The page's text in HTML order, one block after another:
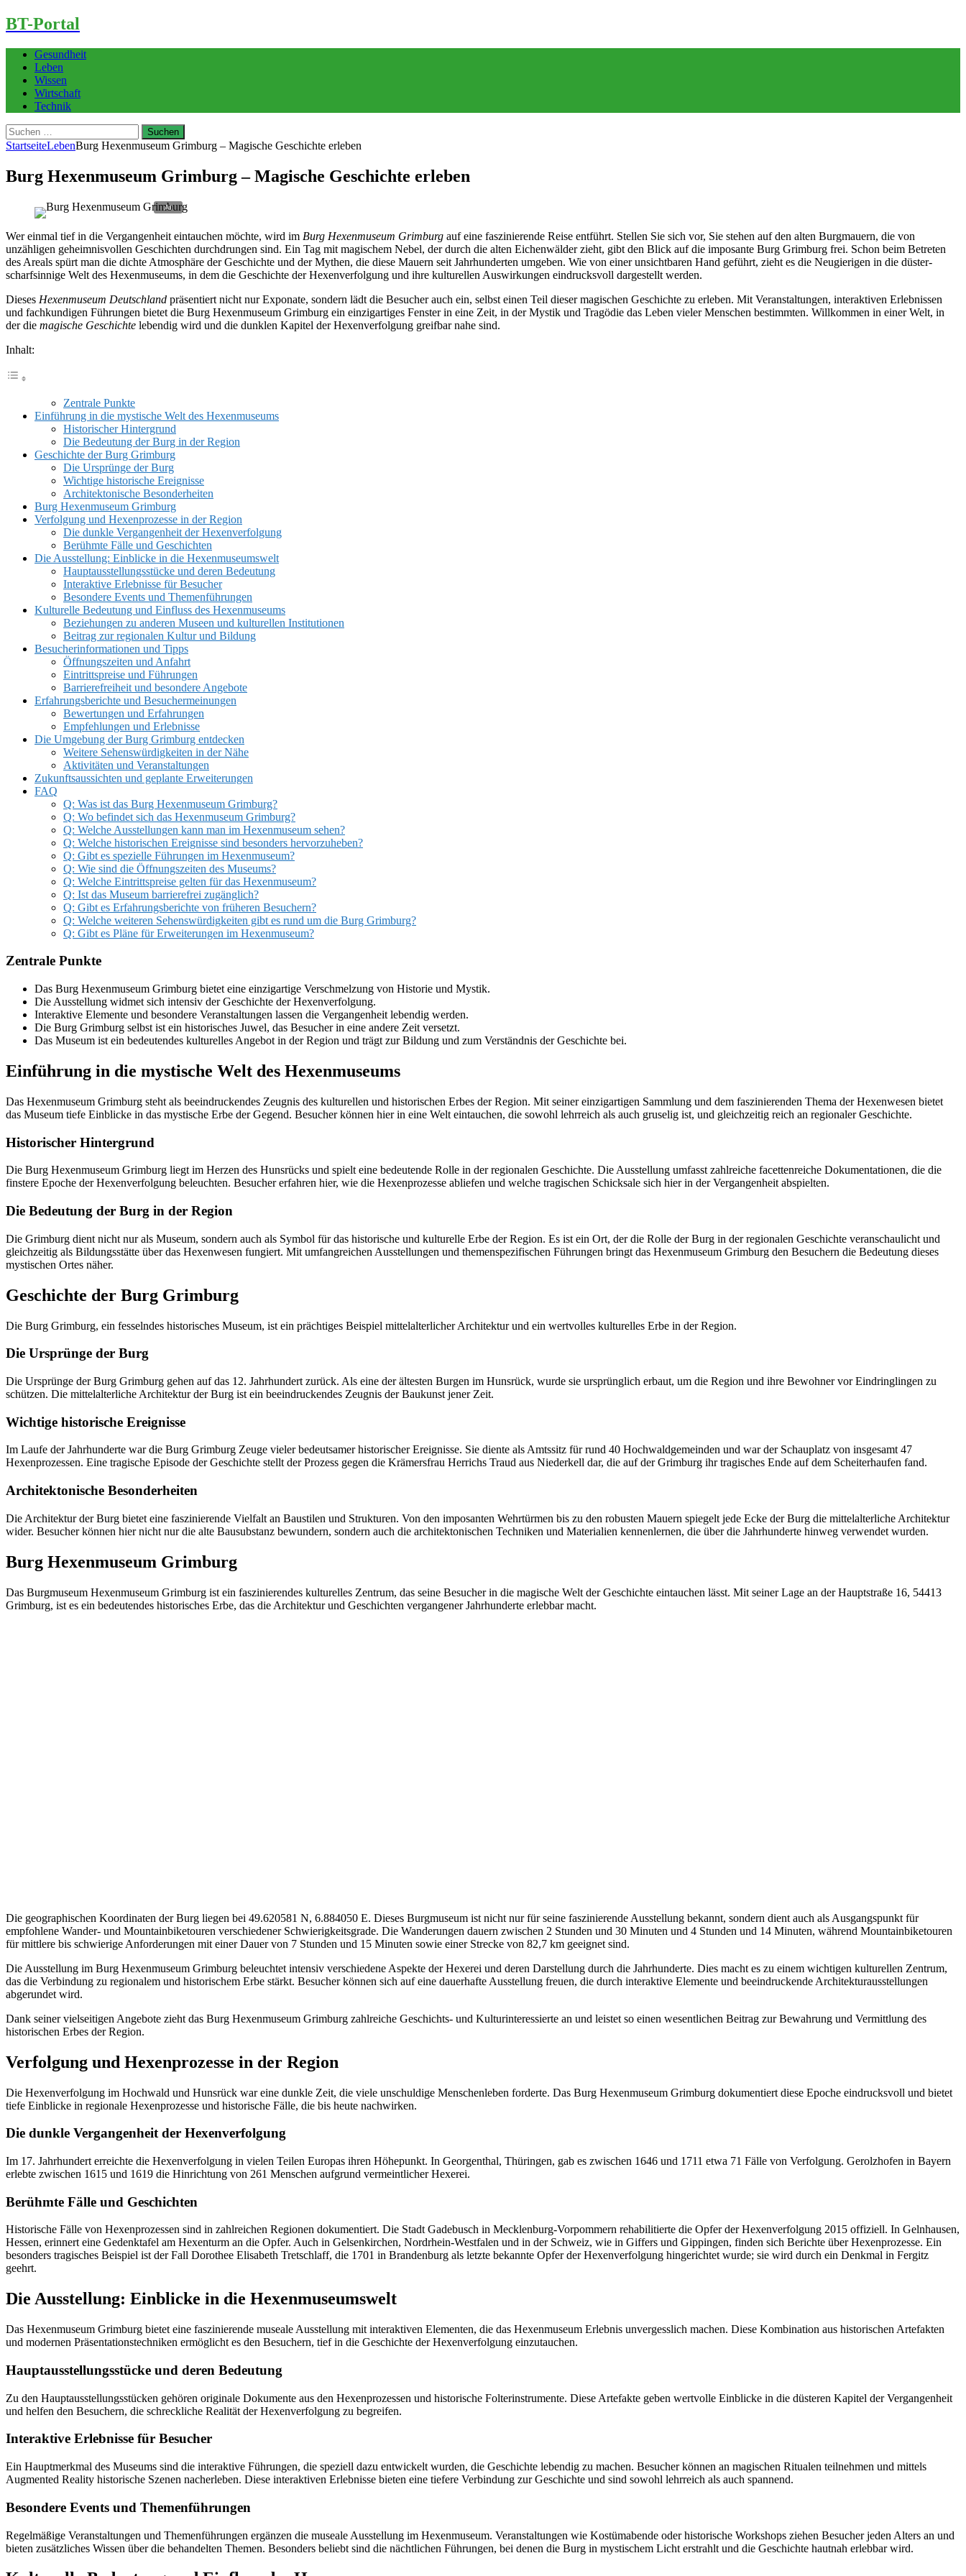
BT-Portal
Gesundheit
Leben
Wissen
Wirtschaft
Technik
Suchen
nach:
StartseiteLebenBurg Hexenmuseum Grimburg – Magische Geschichte erleben
Burg Hexenmuseum Grimburg – Magische Geschichte erleben
Wer einmal tief in die Vergangenheit eintauchen möchte, wird im Burg Hexenmuseum Grimburg auf eine faszinierende Reise entführt. Stellen Sie sich vor, Sie stehen auf den alten Burgmauern, die von
unzähligen geheimnisvollen Geschichten durchdrungen sind. Ein Tag mit magischem Nebel, der durch die alten Eichenwälder zieht, gibt den Blick auf die imposante Burg Grimburg frei. Schon beim Betreten
des Areals spürt man die dichte Atmosphäre der Geschichte und der Mythen, die diese Mauern seit Jahrhunderten umgeben. Wie von einer unsichtbaren Hand geführt, zieht es die Neugierigen in die düster-
scharfsinnige Welt des Hexenmuseums, in dem die Geschichte der Hexenverfolgung und ihre kulturellen Auswirkungen eindrucksvoll dargestellt werden.
Dieses Hexenmuseum Deutschland präsentiert nicht nur Exponate, sondern lädt die Besucher auch ein, selbst einen Teil dieser magischen Geschichte zu erleben. Mit Veranstaltungen, interaktiven Erlebnissen
und fachkundigen Führungen bietet die Burg Hexenmuseum Grimburg ein einzigartiges Fenster in eine Zeit, in der Mystik und Tragödie das Leben vieler Menschen bestimmten. Willkommen in einer Welt, in
der die magische Geschichte lebendig wird und die dunklen Kapitel der Hexenverfolgung greifbar nahe sind.
Inhalt:
Zentrale Punkte
Einführung in die mystische Welt des Hexenmuseums
Historischer Hintergrund
Die Bedeutung der Burg in der Region
Geschichte der Burg Grimburg
Die Ursprünge der Burg
Wichtige historische Ereignisse
Architektonische Besonderheiten
Burg Hexenmuseum Grimburg
Verfolgung und Hexenprozesse in der Region
Die dunkle Vergangenheit der Hexenverfolgung
Berühmte Fälle und Geschichten
Die Ausstellung: Einblicke in die Hexenmuseumswelt
Hauptausstellungsstücke und deren Bedeutung
Interaktive Erlebnisse für Besucher
Besondere Events und Themenführungen
Kulturelle Bedeutung und Einfluss des Hexenmuseums
Beziehungen zu anderen Museen und kulturellen Institutionen
Beitrag zur regionalen Kultur und Bildung
Besucherinformationen und Tipps
Öffnungszeiten und Anfahrt
Eintrittspreise und Führungen
Barrierefreiheit und besondere Angebote
Erfahrungsberichte und Besuchermeinungen
Bewertungen und Erfahrungen
Empfehlungen und Erlebnisse
Die Umgebung der Burg Grimburg entdecken
Weitere Sehenswürdigkeiten in der Nähe
Aktivitäten und Veranstaltungen
Zukunftsaussichten und geplante Erweiterungen
FAQ
Q: Was ist das Burg Hexenmuseum Grimburg?
Q: Wo befindet sich das Hexenmuseum Grimburg?
Q: Welche Ausstellungen kann man im Hexenmuseum sehen?
Q: Welche historischen Ereignisse sind besonders hervorzuheben?
Q: Gibt es spezielle Führungen im Hexenmuseum?
Q: Wie sind die Öffnungszeiten des Museums?
Q: Welche Eintrittspreise gelten für das Hexenmuseum?
Q: Ist das Museum barrierefrei zugänglich?
Q: Gibt es Erfahrungsberichte von früheren Besuchern?
Q: Welche weiteren Sehenswürdigkeiten gibt es rund um die Burg Grimburg?
Q: Gibt es Pläne für Erweiterungen im Hexenmuseum?
Zentrale Punkte
Das Burg Hexenmuseum Grimburg bietet eine einzigartige Verschmelzung von Historie und Mystik.
Die Ausstellung widmet sich intensiv der Geschichte der Hexenverfolgung.
Interaktive Elemente und besondere Veranstaltungen lassen die Vergangenheit lebendig werden.
Die Burg Grimburg selbst ist ein historisches Juwel, das Besucher in eine andere Zeit versetzt.
Das Museum ist ein bedeutendes kulturelles Angebot in der Region und trägt zur Bildung und zum Verständnis der Geschichte bei.
Einführung in die mystische Welt des Hexenmuseums
Das Hexenmuseum Grimburg steht als beeindruckendes Zeugnis des kulturellen und historischen Erbes der Region. Mit seiner einzigartigen Sammlung und dem faszinierenden Thema der Hexenwesen bietet
das Museum tiefe Einblicke in das mystische Erbe der Gegend. Besucher können hier in eine Welt eintauchen, die sowohl lehrreich als auch gruselig ist, und gleichzeitig reich an regionaler Geschichte.
Historischer Hintergrund
Die Burg Hexenmuseum Grimburg liegt im Herzen des Hunsrücks und spielt eine bedeutende Rolle in der regionalen Geschichte. Die Ausstellung umfasst zahlreiche facettenreiche Dokumentationen, die die
finstere Epoche der Hexenverfolgung beleuchten. Besucher erfahren hier, wie die Hexenprozesse abliefen und welche tragischen Schicksale sich hier in der Vergangenheit abspielten.
Die Bedeutung der Burg in der Region
Die Grimburg dient nicht nur als Museum, sondern auch als Symbol für das historische und kulturelle Erbe der Region. Es ist ein Ort, der die Rolle der Burg in der regionalen Geschichte veranschaulicht und
gleichzeitig als Bildungsstätte über das Hexenwesen fungiert. Mit umfangreichen Ausstellungen und themenspezifischen Führungen bringt das Hexenmuseum Grimburg den Besuchern die Bedeutung dieses
mystischen Ortes näher.
Geschichte der Burg Grimburg
Die Burg Grimburg, ein fesselndes historisches Museum, ist ein prächtiges Beispiel mittelalterlicher Architektur und ein wertvolles kulturelles Erbe in der Region.
Die Ursprünge der Burg
Die Ursprünge der Burg Grimburg gehen auf das 12. Jahrhundert zurück. Als eine der ältesten Burgen im Hunsrück, wurde sie ursprünglich erbaut, um die Region und ihre Bewohner vor Eindringlingen zu
schützen. Die mittelalterliche Architektur der Burg ist ein beeindruckendes Zeugnis der Baukunst jener Zeit.
Wichtige historische Ereignisse
Im Laufe der Jahrhunderte war die Burg Grimburg Zeuge vieler bedeutsamer historischer Ereignisse. Sie diente als Amtssitz für rund 40 Hochwaldgemeinden und war der Schauplatz von insgesamt 47
Hexenprozessen. Eine tragische Episode der Geschichte stellt der Prozess gegen die Krämersfrau Herrichs Traud aus Niederkell dar, die auf der Grimburg ihr tragisches Ende auf dem Scheiterhaufen fand.
Architektonische Besonderheiten
Die Architektur der Burg bietet eine faszinierende Vielfalt an Baustilen und Strukturen. Von den imposanten Wehrtürmen bis zu den robusten Mauern spiegelt jede Ecke der Burg die mittelalterliche Architektur
wider. Besucher können hier nicht nur die alte Bausubstanz bewundern, sondern auch die architektonischen Techniken und Materialien kennenlernen, die über die Jahrhunderte hinweg verwendet wurden.
Burg Hexenmuseum Grimburg
Das Burgmuseum Hexenmuseum Grimburg ist ein faszinierendes kulturelles Zentrum, das seine Besucher in die magische Welt der Geschichte eintauchen lässt. Mit seiner Lage an der Hauptstraße 16, 54413
Grimburg, ist es ein bedeutendes historisches Erbe, das die Architektur und Geschichten vergangener Jahrhunderte erlebbar macht.
Die geographischen Koordinaten der Burg liegen bei 49.620581 N, 6.884050 E. Dieses Burgmuseum ist nicht nur für seine faszinierende Ausstellung bekannt, sondern dient auch als Ausgangspunkt für
empfohlene Wander- und Mountainbiketouren verschiedener Schwierigkeitsgrade. Die Wanderungen dauern zwischen 2 Stunden und 30 Minuten und 4 Stunden und 14 Minuten, während Mountainbiketouren
für mittlere bis schwierige Anforderungen mit einer Dauer von 7 Stunden und 15 Minuten sowie einer Strecke von 82,7 km geeignet sind.
Die Ausstellung im Burg Hexenmuseum Grimburg beleuchtet intensiv verschiedene Aspekte der Hexerei und deren Darstellung durch die Jahrhunderte. Dies macht es zu einem wichtigen kulturellen Zentrum,
das die Verbindung zu regionalem und historischem Erbe stärkt. Besucher können sich auf eine dauerhafte Ausstellung freuen, die durch interaktive Elemente und beeindruckende Architekturausstellungen
abgerundet wird.
Dank seiner vielseitigen Angebote zieht das Burg Hexenmuseum Grimburg zahlreiche Geschichts- und Kulturinteressierte an und leistet so einen wesentlichen Beitrag zur Bewahrung und Vermittlung des
historischen Erbes der Region.
Verfolgung und Hexenprozesse in der Region
Die Hexenverfolgung im Hochwald und Hunsrück war eine dunkle Zeit, die viele unschuldige Menschenleben forderte. Das Burg Hexenmuseum Grimburg dokumentiert diese Epoche eindrucksvoll und bietet
tiefe Einblicke in regionale Hexenprozesse und historische Fälle, die bis heute nachwirken.
Die dunkle Vergangenheit der Hexenverfolgung
Im 17. Jahrhundert erreichte die Hexenverfolgung in vielen Teilen Europas ihren Höhepunkt. In Georgenthal, Thüringen, gab es zwischen 1646 und 1711 etwa 71 Fälle von Verfolgung. Gerolzhofen in Bayern
erlebte zwischen 1615 und 1619 die Hinrichtung von 261 Menschen aufgrund vermeintlicher Hexerei.
Berühmte Fälle und Geschichten
Historische Fälle von Hexenprozessen sind in zahlreichen Regionen dokumentiert. Die Stadt Gadebusch in Mecklenburg-Vorpommern rehabilitierte die Opfer der Hexenverfolgung 2015 offiziell. In Gelnhausen,
Hessen, erinnert eine Gedenktafel am Hexenturm an die Opfer. Auch in Gelsenkirchen, Nordrhein-Westfalen und in der Schweiz, wie in Giffers und Gippingen, finden sich Berichte über Hexenprozesse. Ein
besonders tragisches Beispiel ist der Fall Dorothee Elisabeth Tretschlaff, die 1701 in Brandenburg als letzte bekannte Opfer der Hexenverfolgung hingerichtet wurde; sie wird durch ein Denkmal in Fergitz
geehrt.
Die Ausstellung: Einblicke in die Hexenmuseumswelt
Das Hexenmuseum Grimburg bietet eine faszinierende museale Ausstellung mit interaktiven Elementen, die das Hexenmuseum Erlebnis unvergesslich machen. Diese Kombination aus historischen Artefakten
und modernen Präsentationstechniken ermöglicht es den Besuchern, tief in die Geschichte der Hexenverfolgung einzutauchen.
Hauptausstellungsstücke und deren Bedeutung
Zu den Hauptausstellungsstücken gehören originale Dokumente aus den Hexenprozessen und historische Folterinstrumente. Diese Artefakte geben wertvolle Einblicke in die düsteren Kapitel der Vergangenheit
und helfen den Besuchern, die schreckliche Realität der Hexenverfolgung zu begreifen.
Interaktive Erlebnisse für Besucher
Ein Hauptmerkmal des Museums sind die interaktive Führungen, die speziell dazu entwickelt wurden, die Geschichte lebendig zu machen. Besucher können an magischen Ritualen teilnehmen und mittels
Augmented Reality historische Szenen nacherleben. Diese interaktiven Erlebnisse bieten eine tiefere Verbindung zur Geschichte und sind sowohl lehrreich als auch spannend.
Besondere Events und Themenführungen
Regelmäßige Veranstaltungen und Themenführungen ergänzen die museale Ausstellung im Hexenmuseum. Veranstaltungen wie Kostümabende oder historische Workshops ziehen Besucher jeden Alters an und
bieten zusätzliches Wissen über die behandelten Themen. Besonders beliebt sind die nächtlichen Führungen, bei denen die Burg in mystischem Licht erstrahlt und die Geschichte hautnah erlebbar wird.